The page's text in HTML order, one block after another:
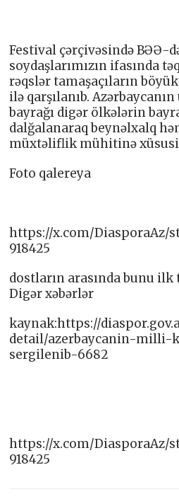
Festival çərçivəsində BƏƏ-
soydaşlarımızın ifasında
rəqslər tamaşaçıların
ilə qarşılanıb.
bayrağı digər ölkələrin
dalğalanaraq beynəlxalq
müxtəliflik mühitinə xüsusi
Foto qalereya
https://x.com/DiasporaAz/
918425
dostların arasında bunu
Digər xəbərlər
kaynak:https://
detail/azerbaycanin-milli-
sergilenib-6682
https://x.com/DiasporaAz/
918425